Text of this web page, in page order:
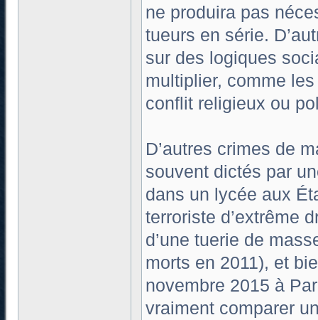
ne produira pas
tueurs en série.
sur des logiques
multiplier, comme
conflit religieux ou
D’autres crimes de
souvent dictés par
dans un lycée aux
terroriste d’extrême
d’une tuerie de
morts en 2011), et
novembre 2015 à
vraiment comparer